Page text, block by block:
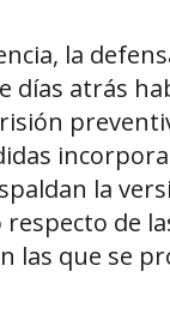
la
días atrás
la
de
las que se